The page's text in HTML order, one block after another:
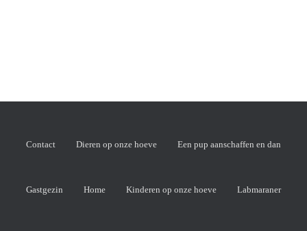
Contact Dieren op onze hoeve Een pup aanschaffen en dan
Gastgezin Home Kinderen op onze hoeve Labmaraner